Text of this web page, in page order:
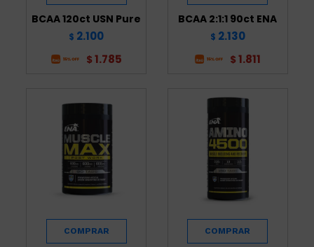
BCAA 120ct USN Pure
$ 2.100
$ 1.785
BCAA 2:1:1 90ct ENA
$ 2.130
$ 1.811